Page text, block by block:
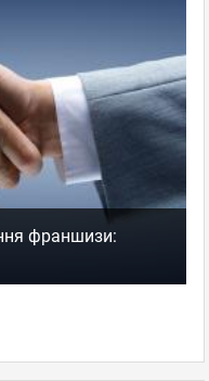
франшизи: